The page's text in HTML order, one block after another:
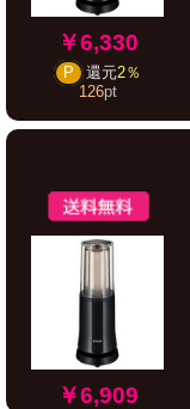
￥6,330
P 還元2％
126pt
￥6,909